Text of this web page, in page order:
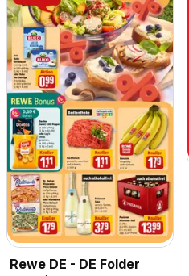
Rewe DE - DE Folder